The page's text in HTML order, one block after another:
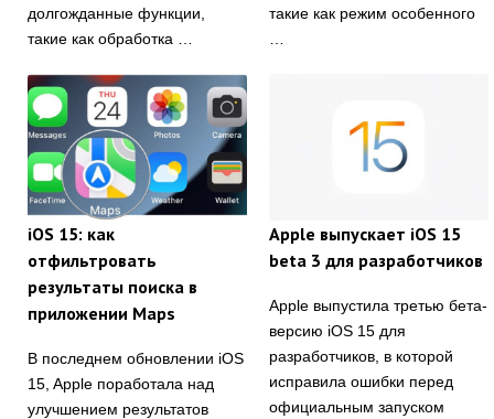
долгожданные функции,
такие как обработка …
такие как режим особенного
iOS 15: как
отфильтровать
результаты поиска в
приложении Maps
В последнем обновлении iOS
15, Apple поработала над
улучшением результатов
Apple выпускает iOS 15
beta 3 для разработчиков
Apple выпустила третью бета-
версию iOS 15 для
разработчиков, в которой
исправила ошибки перед
официальным запуском